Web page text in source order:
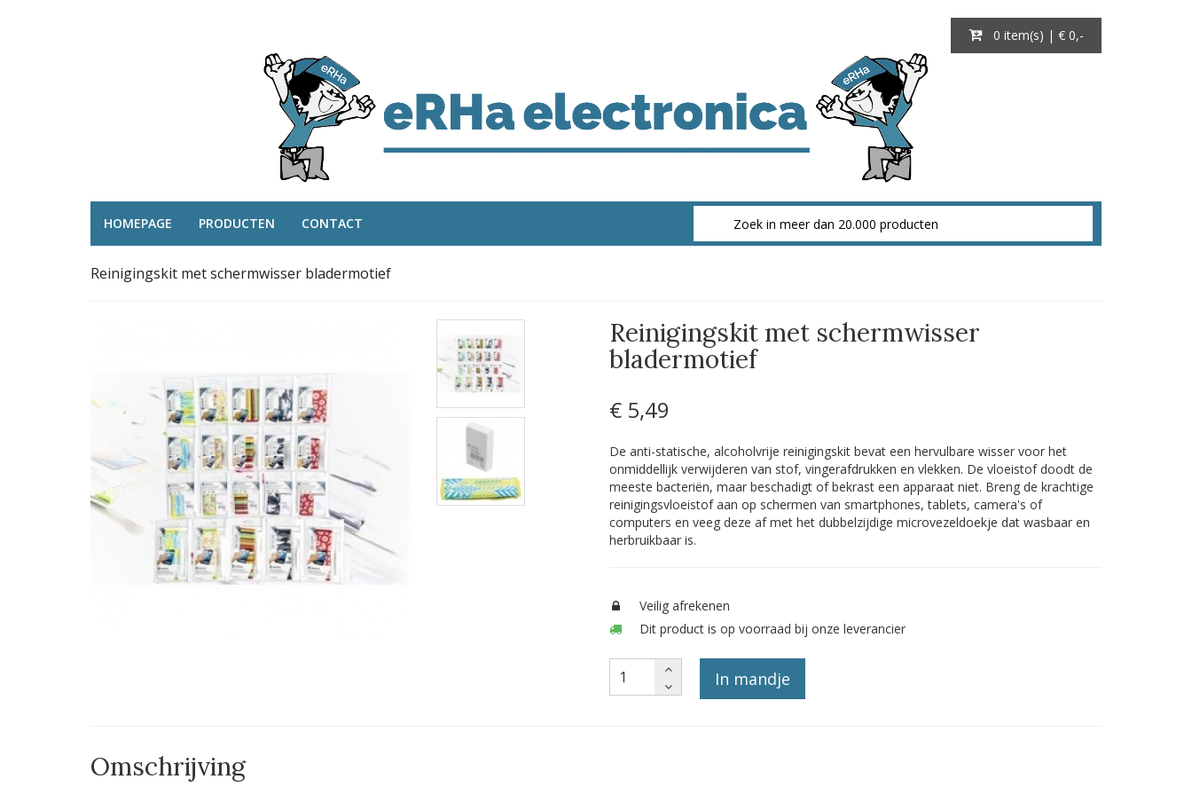
0 item(s) | € 0,-
HOMEPAGE PRODUCTEN CONTACT
Reinigingskit met schermwisser bladermotief
Reinigingskit met schermwisser
bladermotief
€ 5,49
De anti-statische, alcoholvrije reinigingskit bevat een hervulbare wisser voor het
onmiddellijk verwijderen van stof, vingerafdrukken en vlekken. De vloeistof doodt de
meeste bacteriën, maar beschadigt of bekrast een apparaat niet. Breng de krachtige
reinigingsvloeistof aan op schermen van smartphones, tablets, camera's of
computers en veeg deze af met het dubbelzijdige microvezeldoekje dat wasbaar en
herbruikbaar is.
Veilig afrekenen
Dit product is op voorraad bij onze leverancier
In mandje
Omschrijving